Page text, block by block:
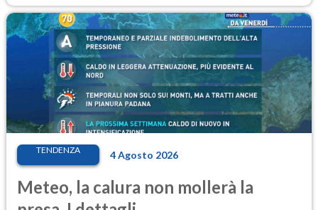
TENDENZA 4 Agosto 2026
Meteo, la calura non mollerà la